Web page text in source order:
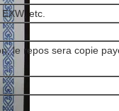
etc.
le repos sera copie